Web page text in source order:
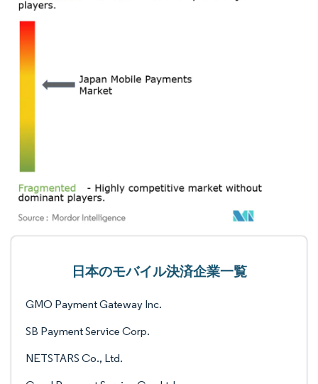
日本のモバイル決済企業一覧
GMO Payment Gateway Inc.
SB Payment Service Corp.
NETSTARS Co., Ltd.